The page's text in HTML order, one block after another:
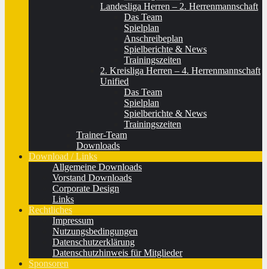
Landesliga Herren – 2. Herrenmannschaft
Das Team
Spielplan
Anschreibeplan
Spielberichte & News
Trainingszeiten
2. Kreisliga Herren – 4. Herrenmannschaft
Unified
Das Team
Spielplan
Spielberichte & News
Trainingszeiten
Trainer-Team
Downloads
Download / Links
Allgemeine Downloads
Vorstand Downloads
Corporate Design
Links
Rechtliches
Impressum
Nutzungsbedingungen
Datenschutzerklärung
Datenschutzhinweis für Mitglieder
Sponsoren